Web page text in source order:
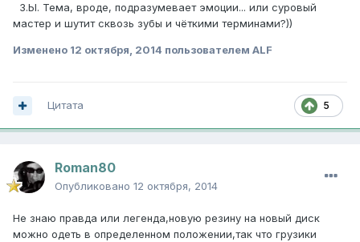
З.Ы. Тема, вроде, подразумевает эмоции... или суровый
мастер и шутит сквозь зубы и чёткими терминами?))
Изменено 12 октября, 2014 пользователем ALF
5
Цитата
Roman80
Опубликовано 12 октября, 2014
Не знаю правда или легенда,новую резину на новый диск
можно одеть в определенном положении,так что грузики